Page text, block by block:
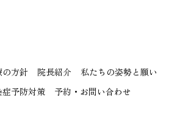
の方針 院長紹介
私たちの姿勢と願い
症予防対策
予約・お問い合わせ